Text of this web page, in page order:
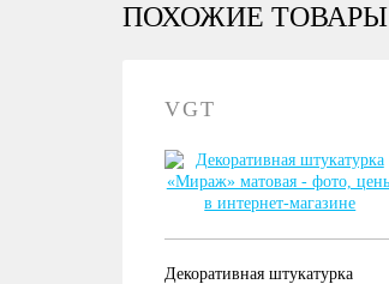
ПОХОЖИЕ ТОВАРЫ
VGT
Декоративная штукатурка